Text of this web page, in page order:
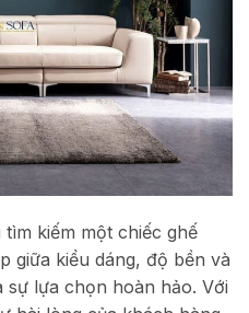
kiếm một chiếc ghế
giữa kiểu dáng, độ bền và
sự lựa chọn hoàn hảo. Với